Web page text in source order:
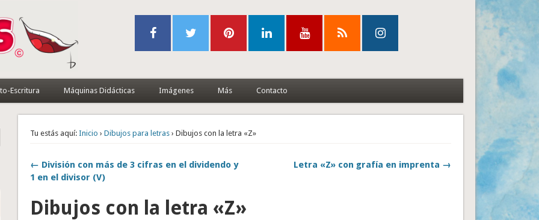
Escritura Máquinas Didácticas Imágenes Más Contacto
Tu estás aquí: Inicio ›Dibujos para letras › Dibujos con la letra «Z»
← División con más de 3 cifras en el dividendo y
1 en el divisor (V)
Letra «Z» con grafía en imprenta →
Dibujos con la letra «Z»